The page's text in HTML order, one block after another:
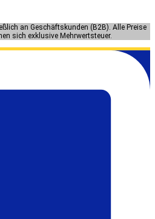
an Geschäftskunden (B2B). Alle Preise
sich exklusive Mehrwertsteuer.